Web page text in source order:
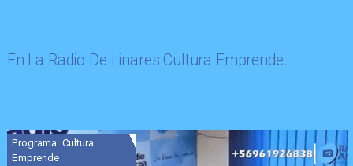
​En La Radio De Linares Cultura Emprende.
Programa: Cultura
Emprende